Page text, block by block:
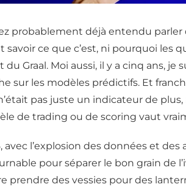
probablement déjà entendu parler
savoir ce que c’est, ni pourquoi les
du Graal. Moi aussi, il y a cinq ans,
sur les modèles prédictifs. Et
pas juste un indicateur de
de trading ou de scoring vaut
avec l’explosion des données et des
pour séparer le bon grain de
prendre des vessies pour des